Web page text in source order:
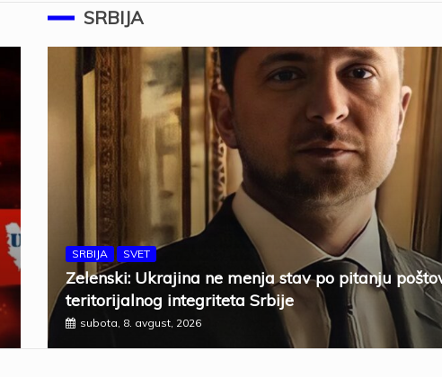
SRBIJA
SRBIJA SVET
Zelenski: Ukrajina ne menja stav po pitanju
teritorijalnog integriteta Srbije
subota, 8. avgust, 2026